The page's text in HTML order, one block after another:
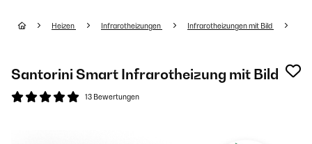
Heizen Infrarotheizungen Infrarotheizungen mit Bild
Santorini Smart Infrarotheizung mit Bild
13 Bewertungen